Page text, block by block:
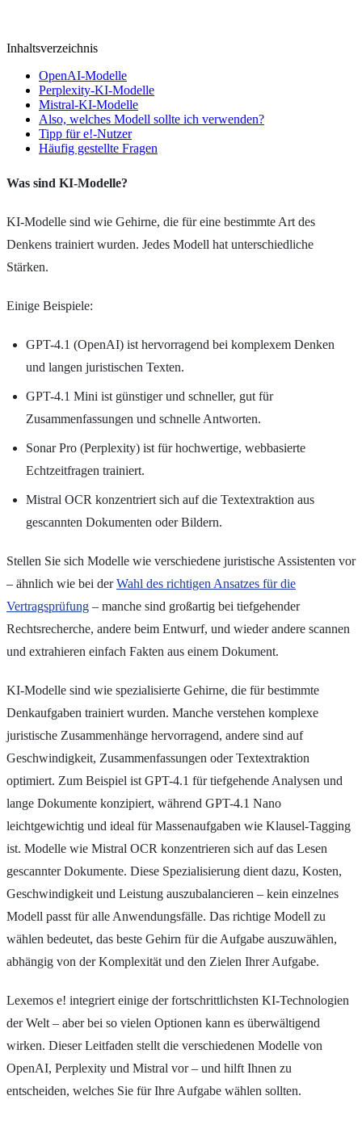
Inhaltsverzeichnis
OpenAI-Modelle
Perplexity-KI-Modelle
Mistral-KI-Modelle
Also, welches Modell sollte ich verwenden?
Tipp für e!-Nutzer
Häufig gestellte Fragen
Was sind KI-Modelle?
KI-Modelle sind wie Gehirne, die für eine bestimmte Art des
Denkens trainiert wurden. Jedes Modell hat unterschiedliche
Stärken.
Einige Beispiele:
GPT-4.1 (OpenAI) ist hervorragend bei komplexem Denken
und langen juristischen Texten.
GPT-4.1 Mini ist günstiger und schneller, gut für
Zusammenfassungen und schnelle Antworten.
Sonar Pro (Perplexity) ist für hochwertige, webbasierte
Echtzeitfragen trainiert.
Mistral OCR konzentriert sich auf die Textextraktion aus
gescannten Dokumenten oder Bildern.
Stellen Sie sich Modelle wie verschiedene juristische Assistenten vor
– ähnlich wie bei derWahl des richtigen Ansatzes für die
Vertragsprüfung – manche sind großartig bei tiefgehender
Rechtsrecherche, andere beim Entwurf, und wieder andere scannen
und extrahieren einfach Fakten aus einem Dokument.
KI-Modelle sind wie spezialisierte Gehirne, die für bestimmte
Denkaufgaben trainiert wurden. Manche verstehen komplexe
juristische Zusammenhänge hervorragend, andere sind auf
Geschwindigkeit, Zusammenfassungen oder Textextraktion
optimiert. Zum Beispiel ist GPT-4.1 für tiefgehende Analysen und
lange Dokumente konzipiert, während GPT-4.1 Nano
leichtgewichtig und ideal für Massenaufgaben wie Klausel-Tagging
ist. Modelle wie Mistral OCR konzentrieren sich auf das Lesen
gescannter Dokumente. Diese Spezialisierung dient dazu, Kosten,
Geschwindigkeit und Leistung auszubalancieren – kein einzelnes
Modell passt für alle Anwendungsfälle. Das richtige Modell zu
wählen bedeutet, das beste Gehirn für die Aufgabe auszuwählen,
abhängig von der Komplexität und den Zielen Ihrer Aufgabe.
Lexemos e! integriert einige der fortschrittlichsten KI-Technologien
der Welt – aber bei so vielen Optionen kann es überwältigend
wirken. Dieser Leitfaden stellt die verschiedenen Modelle von
OpenAI, Perplexity und Mistral vor – und hilft Ihnen zu
entscheiden, welches Sie für Ihre Aufgabe wählen sollten.